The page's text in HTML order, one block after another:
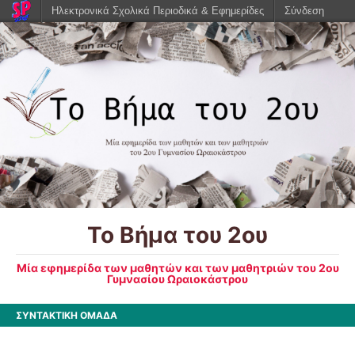
Το Βήμα του 2ου
Μία εφημερίδα των μαθητών και των μαθητριών του 2ου
Γυμνασίου Ωραιοκάστρου
ΣΥΝΤΑΚΤΙΚΗ ΟΜΑΔΑ
Ηλεκτρονικά Σχολικά Περιοδικά & Εφημερίδες Σύνδεση